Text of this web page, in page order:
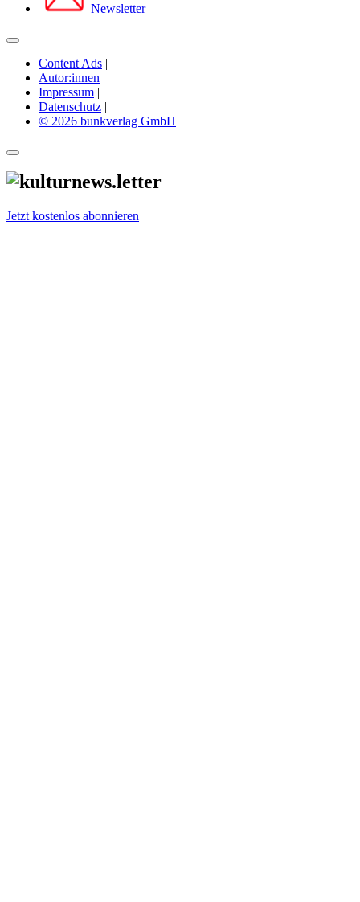
Newsletter
Content Ads |
Autor:innen |
Impressum |
Datenschutz |
© 2026 bunkverlag GmbH
Jetzt kostenlos abonnieren